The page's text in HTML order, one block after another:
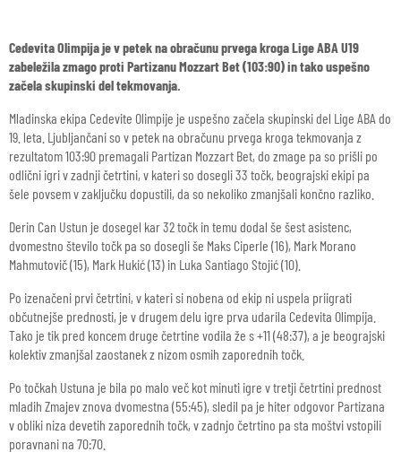
Cedevita Olimpija je v petek na obračunu prvega kroga Lige ABA U19
zabeležila zmago proti Partizanu Mozzart Bet (103:90) in tako uspešno
začela skupinski del tekmovanja.
Mladinska ekipa Cedevite Olimpije je uspešno začela skupinski del Lige ABA do
19. leta. Ljubljančani so v petek na obračunu prvega kroga tekmovanja z
rezultatom 103:90 premagali Partizan Mozzart Bet, do zmage pa so prišli po
odlični igri v zadnji četrtini, v kateri so dosegli 33 točk, beograjski ekipi pa
šele povsem v zaključku dopustili, da so nekoliko zmanjšali končno razliko.
Derin Can Ustun je dosegel kar 32 točk in temu dodal še šest asistenc,
dvomestno število točk pa so dosegli še Maks Ciperle (16), Mark Morano
Mahmutovič (15), Mark Hukić (13) in Luka Santiago Stojić (10).
Po izenačeni prvi četrtini, v kateri si nobena od ekip ni uspela priigrati
občutnejše prednosti, je v drugem delu igre prva udarila Cedevita Olimpija.
Tako je tik pred koncem druge četrtine vodila že s +11 (48:37), a je beograjski
kolektiv zmanjšal zaostanek z nizom osmih zaporednih točk.
Po točkah Ustuna je bila po malo več kot minuti igre v tretji četrtini prednost
mladih Zmajev znova dvomestna (55:45), sledil pa je hiter odgovor Partizana
v obliki niza devetih zaporednih točk, v zadnjo četrtino pa sta moštvi vstopili
poravnani na 70:70.